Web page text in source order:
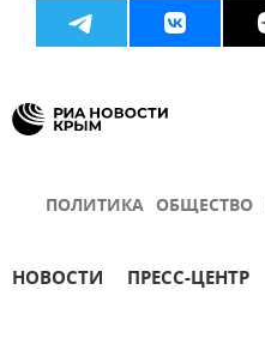
ПОЛИТИКА ОБЩЕСТВО
НОВОСТИ ПРЕСС-ЦЕНТР